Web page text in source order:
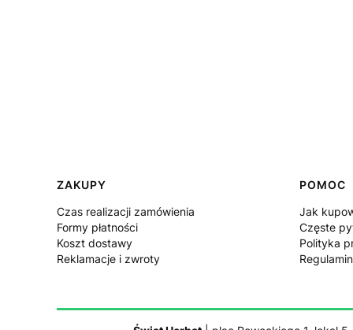
Linki w stopce
ZAKUPY
Czas realizacji zamówienia
Formy płatności
Koszt dostawy
Reklamacje i zwroty
POMOC
Jak
Częste
Polityka